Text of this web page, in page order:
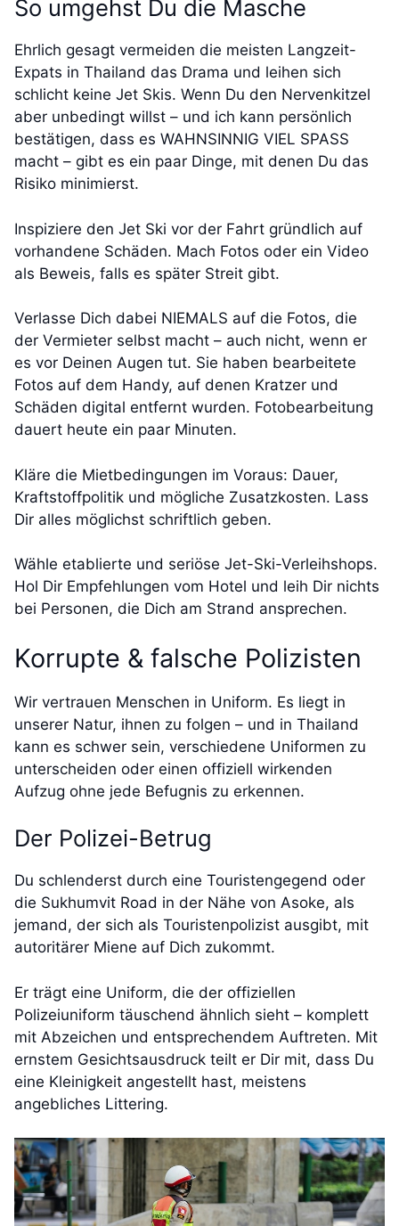
So umgehst Du die Masche
Ehrlich gesagt vermeiden die meisten Langzeit-
Expats in Thailand das Drama und leihen sich
schlicht keine Jet Skis. Wenn Du den Nervenkitzel
aber unbedingt willst – und ich kann persönlich
bestätigen, dass es WAHNSINNIG VIEL SPASS
macht – gibt es ein paar Dinge, mit denen Du das
Risiko minimierst.
Inspiziere den Jet Ski vor der Fahrt gründlich auf
vorhandene Schäden. Mach Fotos oder ein Video
als Beweis, falls es später Streit gibt.
Verlasse Dich dabei NIEMALS auf die Fotos, die
der Vermieter selbst macht – auch nicht, wenn er
es vor Deinen Augen tut. Sie haben bearbeitete
Fotos auf dem Handy, auf denen Kratzer und
Schäden digital entfernt wurden. Fotobearbeitung
dauert heute ein paar Minuten.
Kläre die Mietbedingungen im Voraus: Dauer,
Kraftstoffpolitik und mögliche Zusatzkosten. Lass
Dir alles möglichst schriftlich geben.
Wähle etablierte und seriöse Jet-Ski-Verleihshops.
Hol Dir Empfehlungen vom Hotel und leih Dir nichts
bei Personen, die Dich am Strand ansprechen.
Korrupte & falsche Polizisten
Wir vertrauen Menschen in Uniform. Es liegt in
unserer Natur, ihnen zu folgen – und in Thailand
kann es schwer sein, verschiedene Uniformen zu
unterscheiden oder einen offiziell wirkenden
Aufzug ohne jede Befugnis zu erkennen.
Der Polizei-Betrug
Du schlenderst durch eine Touristengegend oder
die Sukhumvit Road in der Nähe von Asoke, als
jemand, der sich als Touristenpolizist ausgibt, mit
autoritärer Miene auf Dich zukommt.
Er trägt eine Uniform, die der offiziellen
Polizeiuniform täuschend ähnlich sieht – komplett
mit Abzeichen und entsprechendem Auftreten. Mit
ernstem Gesichtsausdruck teilt er Dir mit, dass Du
eine Kleinigkeit angestellt hast, meistens
angebliches Littering.